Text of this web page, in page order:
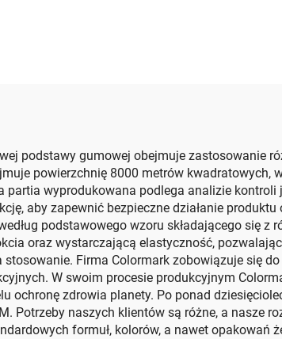
podstawy gumowej obejmuje zastosowanie
powierzchnię 8000 metrów
partia wyprodukowana podlega analizie
aby zapewnić bezpieczne działanie
podstawowego wzoru składającego się
oraz wystarczającą elastyczność,
stosowanie. Firma Colormark zobowiązuje się
W swoim procesie produkcyjnym
ochronę zdrowia planety. Po ponad
Potrzeby naszych klientów są różne, a nasze
formuł, kolorów, a nawet